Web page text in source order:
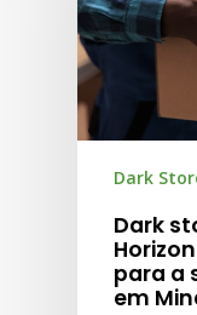
Dark
Dark
para a
em